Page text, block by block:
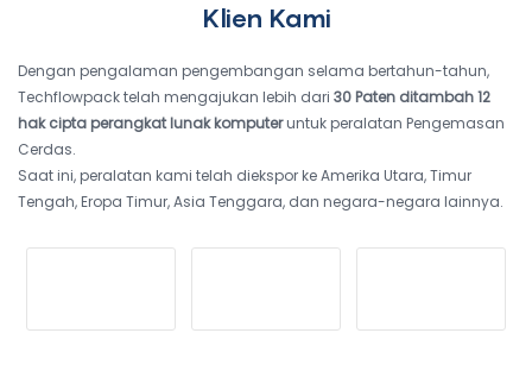
Klien Kami
Dengan pengalaman pengembangan selama bertahun-tahun,
Techflowpack telah mengajukan lebih dari 30 Paten ditambah12
hak cipta perangkat lunak komputeruntuk peralatan Pengemasan
Cerdas.
Saat ini, peralatan kami telah diekspor ke Amerika Utara, Timur
Tengah, Eropa Timur, Asia Tenggara, dan negara-negara lainnya.